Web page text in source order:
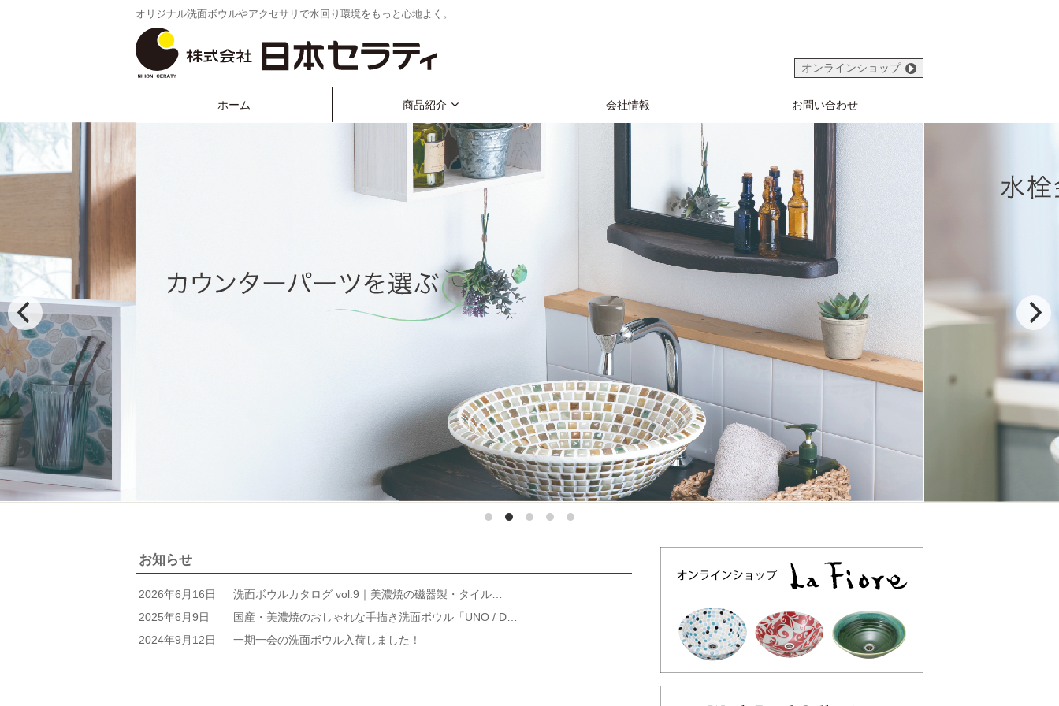
オリジナル洗面ボウルやアクセサリで水回り環境をもっと心地よく。
オンラインショップ
ホーム 商品紹介 会社情報 お問い合わせ
お知らせ
2026年6月16日
洗面ボウルカタログ vol.9｜美濃焼の磁器製・タイル…
2025年6月9日
国産・美濃焼のおしゃれな手描き洗面ボウル「UNO / D…
2024年9月12日
一期一会の洗面ボウル入荷しました！